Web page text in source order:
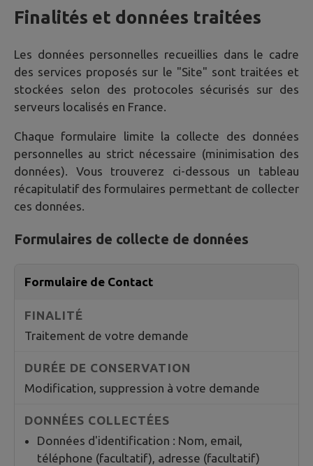
Finalités et données traitées
Les données personnelles recueillies dans le cadre
des services proposés sur le "Site" sont traitées et
stockées selon des protocoles sécurisés sur des
serveurs localisés en France.
Chaque formulaire limite la collecte des données
personnelles au strict nécessaire (minimisation des
données). Vous trouverez ci-dessous un tableau
récapitulatif des formulaires permettant de collecter
ces données.
Formulaires de collecte de données
Formulaire de Contact
Traitement de votre demande
Modification, suppression à votre demande
Données d'identification : Nom, email,
téléphone (facultatif), adresse (facultatif)